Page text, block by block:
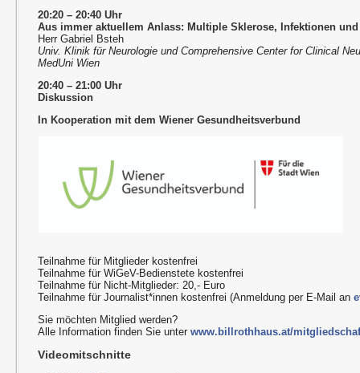
20:20 – 20:40 Uhr
Aus immer aktuellem Anlass: Multiple Sklerose, Infektionen
Herr Gabriel Bsteh
Univ. Klinik für Neurologie und Comprehensive Center for Clinical
MedUni Wien
20:40 – 21:00 Uhr
Diskussion
In Kooperation mit dem Wiener Gesundheitsverbund
Teilnahme für Mitglieder kostenfrei
Teilnahme für WiGeV-Bedienstete kostenfrei
Teilnahme für Nicht-Mitglieder: 20,- Euro
Teilnahme für Journalist*innen kostenfrei (Anmeldung per E-Mail an
Sie möchten Mitglied werden?
Alle Information finden Sie unterwww.billrothhaus.at/
Videomitschnitte